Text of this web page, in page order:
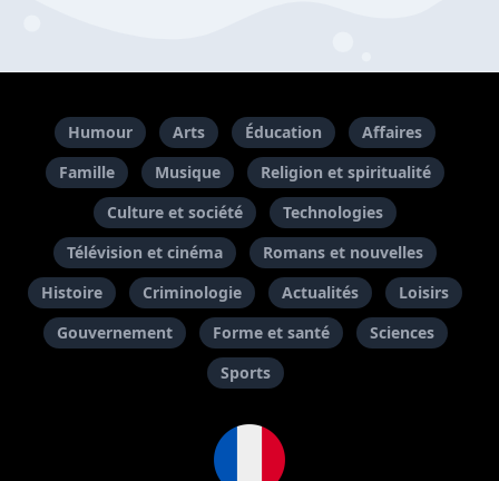
Humour Arts Éducation
Affaires
Famille
Musique
Religion et spiritualité
Culture et société
Technologies
Télévision et cinéma
Romans et nouvelles
Histoire
Criminologie Actualités
Loisirs
Gouvernement
Forme et santé
Sciences
Sports